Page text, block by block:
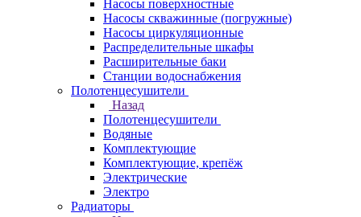
Насосы поверхностные
Насосы скважинные (погружные)
Насосы циркуляционные
Распределительные шкафы
Расширительные баки
Станции водоснабжения
Полотенцесушители
Назад
Полотенцесушители
Водяные
Комплектующие
Комплектующие, крепёж
Электрические
Электро
Радиаторы